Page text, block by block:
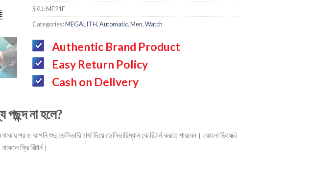
SKU:ME21E
Categories:MEGALITH,Automatic,Men,Watch
Authentic Brand Product
Easy Return Policy
Cash on Delivery
পছন্দ না হলে?
পর ও আপনি শুদু ডেলিভারি চার্জ দিয়ে ডেলিভারিম্যান কে রিটার্ন করতে পারবেন। কোনো ডিফেক্ট
থাকলে ফ্রি রিটার্ন।